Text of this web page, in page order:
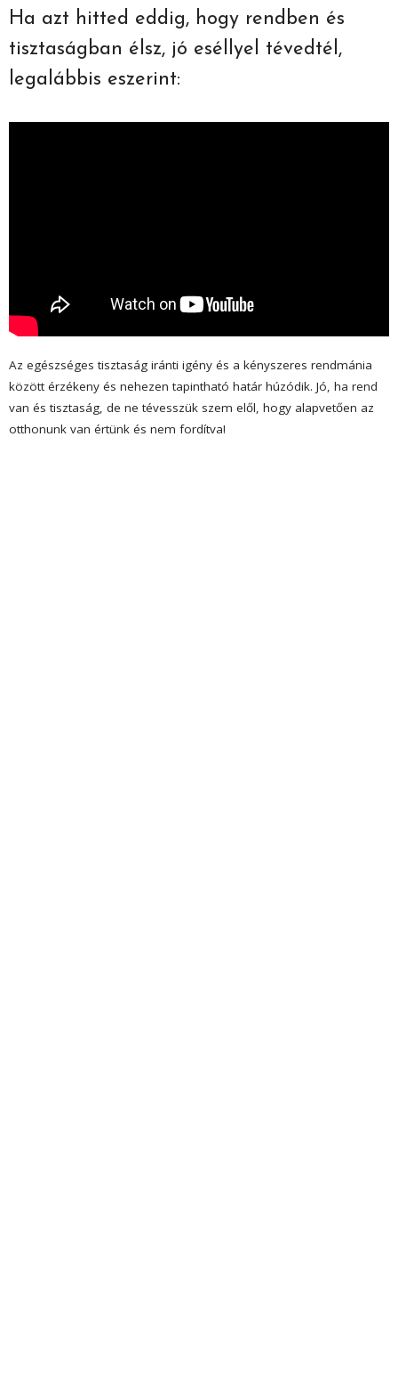
Ha azt hitted eddig, hogy rendben és
tisztaságban élsz, jó eséllyel tévedtél,
legalábbis eszerint:
Az egészséges tisztaság iránti igény és a kényszeres rendmánia
között érzékeny és nehezen tapintható határ húzódik. Jó, ha rend
van és tisztaság, de ne tévesszük szem elől, hogy alapvetően az
otthonunk van értünk és nem fordítva!